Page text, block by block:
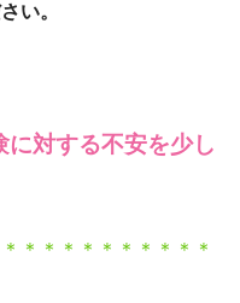
い。
に対する不安を少し
＊＊＊＊＊＊＊＊＊＊